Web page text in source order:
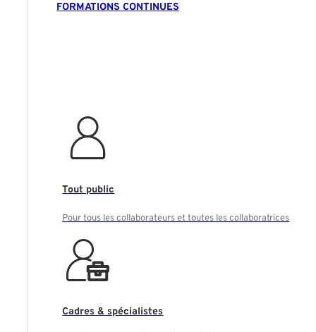
FORMATIONS CONTINUES
Tout public
Pour tous les collaborateurs et toutes les collaboratrices
Cadres & spécialistes